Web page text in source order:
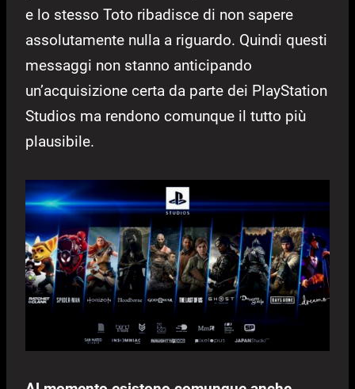
e lo stesso Toto ribadisce di non sapere
assolutamente nulla a riguardo. Quindi questi
messaggi non stanno anticipando
un’acquisizione certa da parte dei PlayStation
Studios ma rendono comunque il tutto più
plausibile.